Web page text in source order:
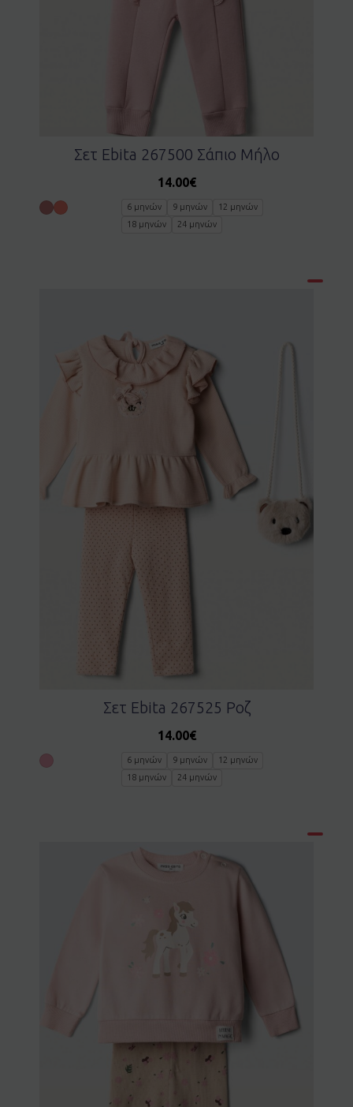
Σετ Ebita 267500 Σάπιο Μήλο
14.00€
6 μηνών 9 μηνών
12 μηνών
18 μηνών
24 μηνών
Σετ Ebita 267525 Ροζ
14.00€
6 μηνών 9 μηνών
12 μηνών
18 μηνών
24 μηνών